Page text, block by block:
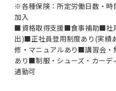
※各種保険：所定労働日数・時
加入
■資格取得支援■食事補助■社
出)■正社員登用制度あり(実
修・マニュアルあり■講習会
あり■制服・シューズ・カー
通勤可